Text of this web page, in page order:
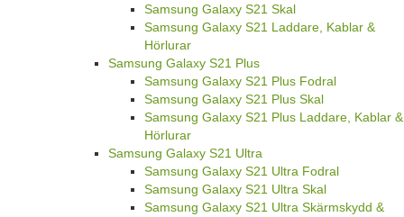
Samsung Galaxy S21 Skal
Samsung Galaxy S21 Laddare, Kablar &
Hörlurar
Samsung Galaxy S21 Plus
Samsung Galaxy S21 Plus Fodral
Samsung Galaxy S21 Plus Skal
Samsung Galaxy S21 Plus Laddare, Kablar &
Hörlurar
Samsung Galaxy S21 Ultra
Samsung Galaxy S21 Ultra Fodral
Samsung Galaxy S21 Ultra Skal
Samsung Galaxy S21 Ultra Skärmskydd &